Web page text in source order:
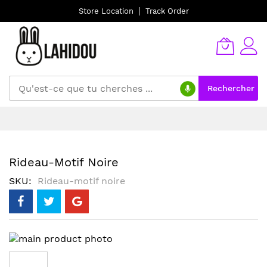
Store Location Track Order
Rechercher
Rideau-Motif Noire
SKU Rideau-motif noire
Skip
to